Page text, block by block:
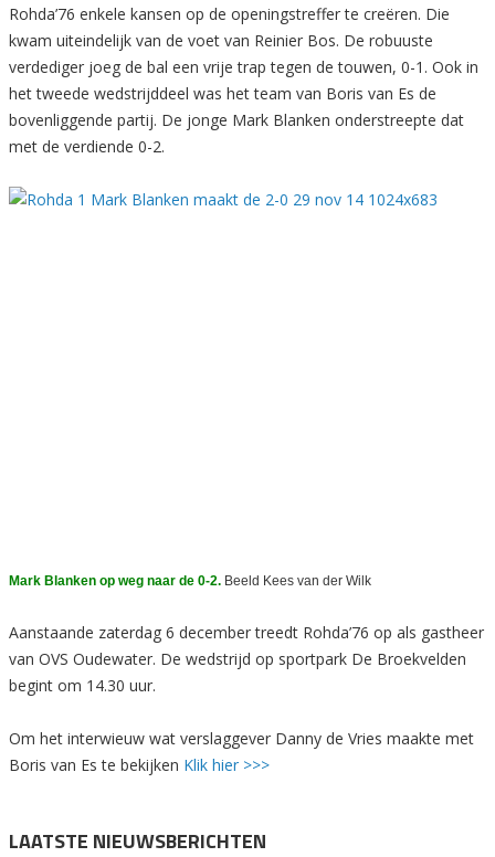
Rohda’76 enkele kansen op de openingstreffer te creëren. Die
kwam uiteindelijk van de voet van Reinier Bos. De robuuste
verdediger joeg de bal een vrije trap tegen de touwen, 0-1. Ook in
het tweede wedstrijddeel was het team van Boris van Es de
bovenliggende partij. De jonge Mark Blanken onderstreepte dat
met de verdiende 0-2.
Mark Blanken op weg naar de 0-2. Beeld Kees van der Wilk
Aanstaande zaterdag 6 december treedt Rohda’76 op als gastheer
van OVS Oudewater. De wedstrijd op sportpark De Broekvelden
begint om 14.30 uur.
Om het interwieuw wat verslaggever Danny de Vries maakte met
Boris van Es te bekijken Klik hier >>>
LAATSTE NIEUWSBERICHTEN